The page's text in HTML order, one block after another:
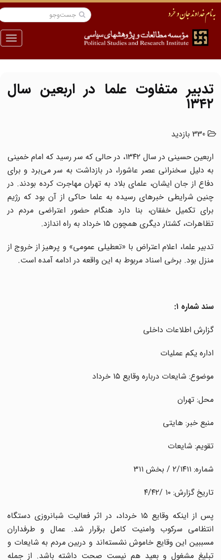
منو
تدبیر متفاوت علما در اربعین سال
۱۳۴۲
330 بازدید
اربعین حسینی در سال ۱۳۴۲، در حالی که سر رسید که امام خمینی
به دلیل سخنرانی عصر عاشورا، در بازداشت به سر می‌برد و برای
دفاع از جان ایشان، علمای بلاد به تهران مهاجرت کرده بودند. در
چنین شرایطی خبرهای رسیده به علما حاکی از آن بود که رژیم
برای تکمیل خفقان، بنا دارد هنگام حضور اعتراضی مردم در
تظاهرات، کشتار دیگری همچون ۱۵ خرداد به راه اندازد.
تدبیر علما، اعلام اعتراض با «تعطیلی عمومی» و پرهیز از خروج از
منزل بود. برخی اسناد مربوط به این واقعه در ادامه آمده است.
سند شماره ۱:
گزارش اطلاعات داخلی
اداره یکم عملیات
موضوع: شایعات درباره وقایع ۱۵ خرداد
محل: تهران
منبع خبر: هایتی
تقویم: شایعات
شماره: ۲/۱۴۱۱ / بخش ۳۱۱
تاریخ گزارش: ۱۰ /۴/۴۲
پس از اینکه وقایع ۱۵ خرداد، در اثر فعالیت شبانروزی دستگاه
انتظامی سرکوب وامنیت کامل برقرار شد. عمال و طرفداران
مسببین این وقایع خاموش نشسته‌اند و دربین مردم به شایعات و
تبلیغ مشغول و بعید هم نیست صحت داشته باشد. از جمله